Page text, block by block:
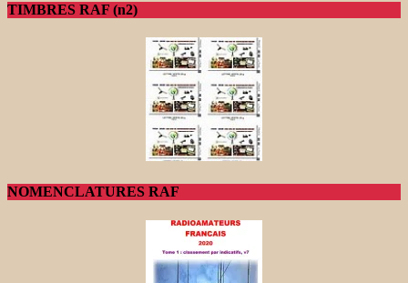
TIMBRES RAF (n2)
NOMENCLATURES RAF